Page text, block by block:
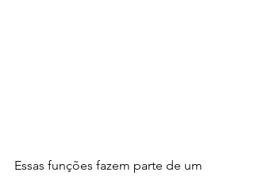
Essas funções fazem parte de um